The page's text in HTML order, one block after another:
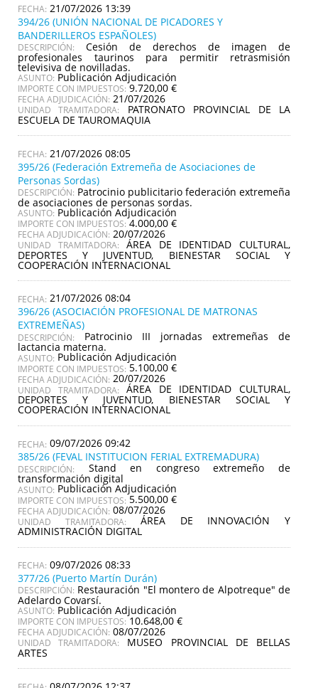
21/07/2026 13:39
394/26 (UNIÓN NACIONAL DE PICADORES Y
BANDERILLEROS ESPAÑOLES)
DESCRIPCIÓN: Cesión de derechos de imagen de
profesionales taurinos para permitir retrasmisión
televisiva de novilladas.
ASUNTO: Publicación Adjudicación
IMPORTE CON IMPUESTOS: 9.720,00 €
FECHA ADJUDICACIÓN: 21/07/2026
UNIDAD TRAMITADORA: PATRONATO PROVINCIAL DE LA
ESCUELA DE TAUROMAQUIA
21/07/2026 08:05
395/26 (Federación Extremeña de Asociaciones de
Personas Sordas)
DESCRIPCIÓN: Patrocinio publicitario federación extremeña
de asociaciones de personas sordas.
ASUNTO: Publicación Adjudicación
IMPORTE CON IMPUESTOS: 4.000,00 €
FECHA ADJUDICACIÓN: 20/07/2026
UNIDAD TRAMITADORA: ÁREA DE IDENTIDAD CULTURAL,
DEPORTES Y JUVENTUD, BIENESTAR SOCIAL Y
COOPERACIÓN INTERNACIONAL
21/07/2026 08:04
396/26 (ASOCIACIÓN PROFESIONAL DE MATRONAS
EXTREMEÑAS)
DESCRIPCIÓN: Patrocinio III jornadas extremeñas de
lactancia materna.
ASUNTO: Publicación Adjudicación
IMPORTE CON IMPUESTOS: 5.100,00 €
FECHA ADJUDICACIÓN: 20/07/2026
UNIDAD TRAMITADORA: ÁREA DE IDENTIDAD CULTURAL,
DEPORTES Y JUVENTUD, BIENESTAR SOCIAL Y
COOPERACIÓN INTERNACIONAL
09/07/2026 09:42
385/26 (FEVAL INSTITUCION FERIAL EXTREMADURA)
DESCRIPCIÓN: Stand en congreso extremeño de
transformación digital
ASUNTO: Publicación Adjudicación
IMPORTE CON IMPUESTOS: 5.500,00 €
FECHA ADJUDICACIÓN: 08/07/2026
UNIDAD TRAMITADORA: ÁREA DE INNOVACIÓN Y
ADMINISTRACIÓN DIGITAL
09/07/2026 08:33
377/26 (Puerto Martín Durán)
DESCRIPCIÓN: Restauración "El montero de Alpotreque" de
Adelardo Covarsí.
ASUNTO: Publicación Adjudicación
IMPORTE CON IMPUESTOS: 10.648,00 €
FECHA ADJUDICACIÓN: 08/07/2026
UNIDAD TRAMITADORA: MUSEO PROVINCIAL DE BELLAS
ARTES